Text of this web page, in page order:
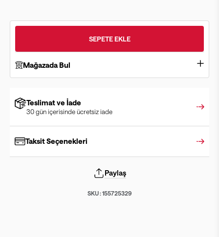
SEPETE EKLE
Mağazada Bul
Teslimat ve İade
30 gün içerisinde ücretsiz iade
Taksit Seçenekleri
Paylaş
SKU :155725329